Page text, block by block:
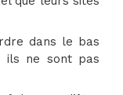
dans le bas
ils ne sont pas